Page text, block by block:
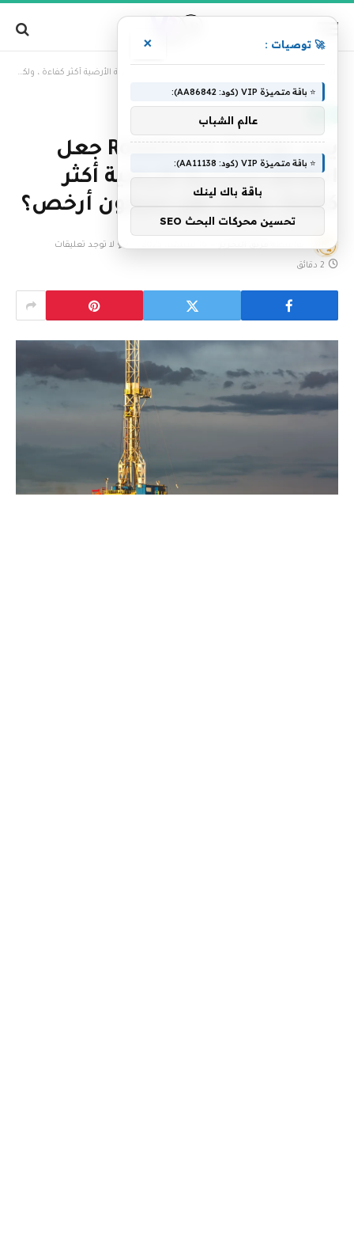
يريد Rodatherm Energy جعل
الطاقة الحرارية الأرضية أكثر
كفاءة ، ولكن هل سيكون أرخص؟
لا توجد تعليقات
2 دقائق
🚀 توصيات : ×
⭐ باقة متميزة VIP (كود: AA86842):
عالم الشباب
⭐ باقة متميزة VIP (كود: AA11138):
باقة باك لينك
تحسين محركات البحث SEO